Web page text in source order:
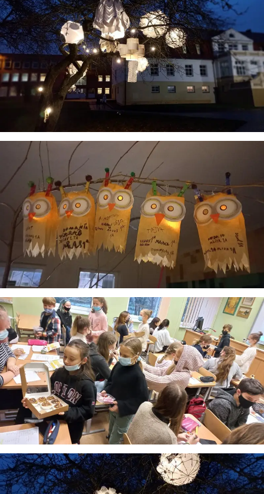
Virtualus asistentas E. Balsio gimnazijos DI
Sveiki! Taip, aš esu virtualus. Tačiau dirbtinis intelektas
suteikia man galimybę ne tik analizuoti Jūsų klausimą, bet
dar tobulai atsimenu visą šioje svetainėje pateiktą
informaciją. Jei visgi man pritrūks išmanumo - pateiksiu
Jums reikiamus kontaktus, kur galėsite pasiklausti
atsakingo specialisto.
Taigi... kuo galėčiau Jums padėti?